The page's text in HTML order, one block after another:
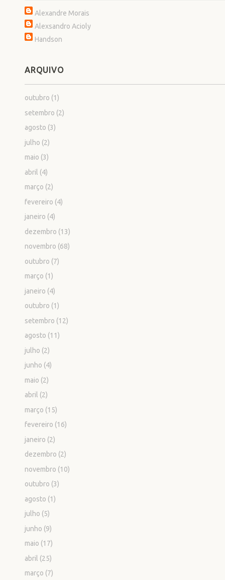
Alexandre Morais
Alexsandro Acioly
Handson
ARQUIVO
outubro (1)
setembro (2)
agosto (3)
julho (2)
maio (3)
abril (4)
março (2)
fevereiro (4)
janeiro (4)
dezembro (13)
novembro (68)
outubro (7)
março (1)
janeiro (4)
outubro (1)
setembro (12)
agosto (11)
julho (2)
junho (4)
maio (2)
abril (2)
março (15)
fevereiro (16)
janeiro (2)
dezembro (2)
novembro (10)
outubro (3)
agosto (1)
julho (5)
junho (9)
maio (17)
abril (25)
março (7)